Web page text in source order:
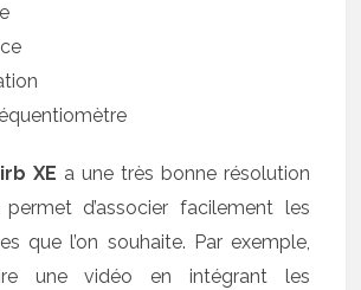
XE a une très bonne résolution
permet d’associer facilement les
que l’on souhaite. Par exemple,
une vidéo en intégrant les